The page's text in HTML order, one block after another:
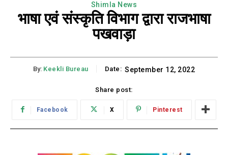
Shimla News
भाषा एवं संस्कृति विभाग द्वारा राजभाषा
पखवाड़ा
By: Keekli Bureau Date: September 12, 2022
Share post:
Facebook X Pinterest